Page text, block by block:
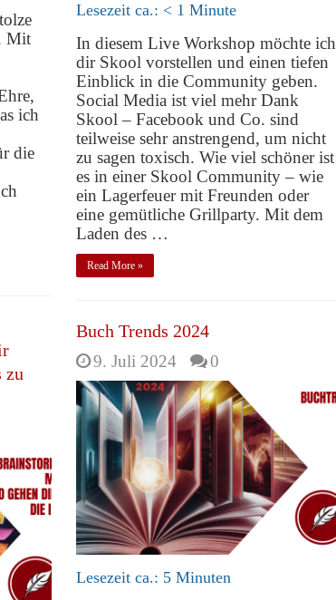
Mit
ich
die
Lesezeit ca.: < 1 Minute
In diesem Live Workshop möchte ich
dir Skool vorstellen und einen tiefen
Einblick in die Community geben.
Social Media ist viel mehr Dank
Skool – Facebook und Co. sind
teilweise sehr anstrengend, um nicht
zu sagen toxisch. Wie viel schöner ist
es in einer Skool Community – wie
ein Lagerfeuer mit Freunden oder
eine gemütliche Grillparty. Mit dem
Laden des …
Read More »
zu
Buch Trends 2024
9. Juli 2024 0
Lesezeit ca.: 5 Minuten